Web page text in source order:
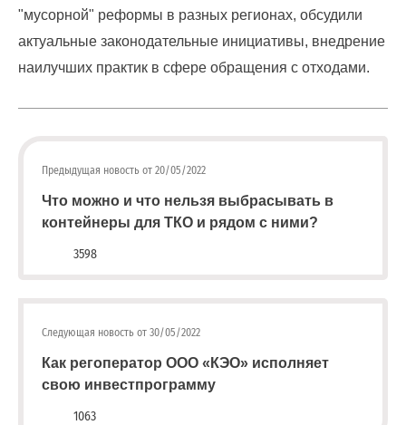
эл.
почту
info@rotko10.ru
;
abon@eirz-
karelia.ru
(или
номеру
телефона,
указанному
"мусорной" реформы в разных регионах, обсудили
актуальные законодательные инициативы, внедрение
наилучших практик в сфере обращения с отходами.
Предыдущая новость от 20/05/2022
Что можно и что нельзя выбрасывать в
контейнеры для ТКО и рядом с ними?
3598
Следующая новость от 30/05/2022
Как регоператор ООО «КЭО» исполняет
свою инвестпрограмму
1063